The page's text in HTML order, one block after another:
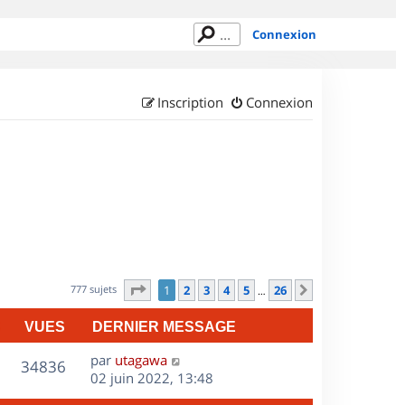
Connexion
Connexion
Inscription
777 sujets Page sur26
1 2 3 4 5 … 26
VUES DERNIER MESSAGE
34836V
u
D
e
r
par utagawa
02 juin 2022, 13:48